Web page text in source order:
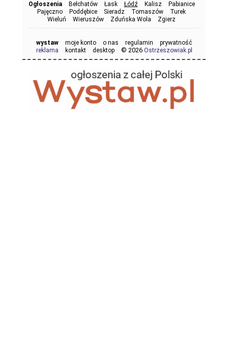
Ogłoszenia Bełchatów Łask Łódź Kalisz
Pabianice
Pajęczno
Poddębice Sieradz Tomaszów
Turek
Wieluń
Wieruszów Zduńska Wola Zgierz
wystaw moje konto o nas regulamin
prywatność
reklama
kontakt desktop © 2026 Ostrzeszowiak.pl